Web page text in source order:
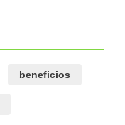
beneficios